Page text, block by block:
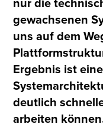
gewachsenen
uns auf dem
Ergebnis ist
deutlich
arbeiten